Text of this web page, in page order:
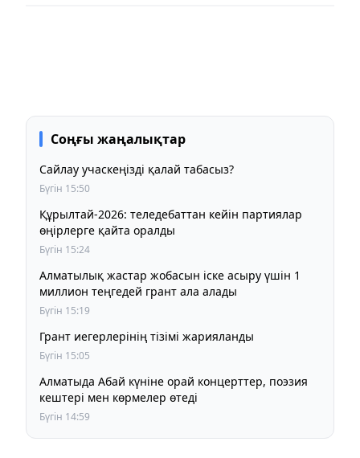
Соңғы жаңалықтар
Сайлау учаскеңізді қалай табасыз?
Бүгін 15:50
Құрылтай-2026: теледебаттан кейін партиялар
өңірлерге қайта оралды
Бүгін 15:24
Алматылық жастар жобасын іске асыру үшін 1
миллион теңгедей грант ала алады
Бүгін 15:19
Грант иегерлерінің тізімі жарияланды
Бүгін 15:05
Алматыда Абай күніне орай концерттер, поэзия
кештері мен көрмелер өтеді
Бүгін 14:59